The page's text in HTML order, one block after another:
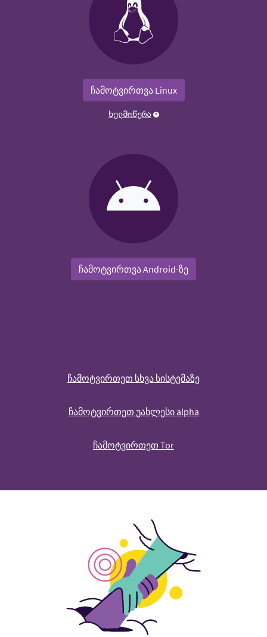
ჩამოტვირთვა Linux
ხელმოწერა
ჩამოტვირთვა Android-ზე
ჩამოტვირთეთ სხვა სისტემაზე
ჩამოტვირთეთ უახლესი alpha
ჩამოტვირთეთ Tor